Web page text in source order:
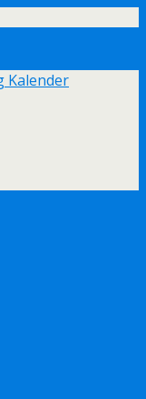
Kalender